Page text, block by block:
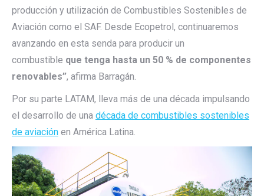
producción y utilización de Combustibles Sostenibles de
Aviación como el SAF. Desde Ecopetrol, continuaremos
avanzando en esta senda para producir un
combustible que tenga hasta un 50 % de componentes
renovables”, afirma Barragán.
Por su parte LATAM, lleva más de una década impulsando
el desarrollo de una década de combustibles sostenibles
de aviación en América Latina.